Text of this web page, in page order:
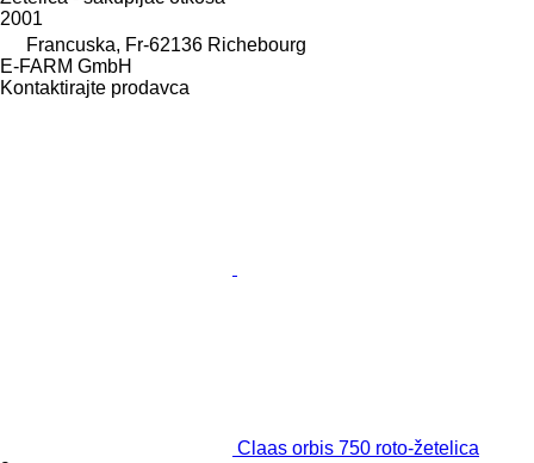
2001
Francuska, Fr-62136 Richebourg
E-FARM GmbH
Kontaktirajte prodavca
Claas orbis 750 roto-žetelica